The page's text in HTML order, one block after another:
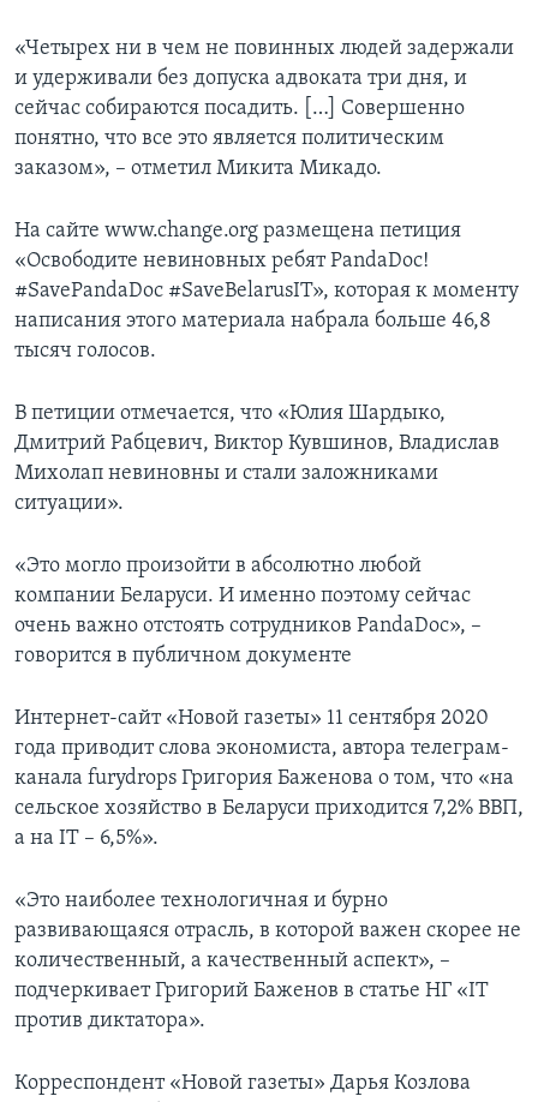
«Четырех ни в чем не повинных людей задержали
и удерживали без допуска адвоката три дня, и
сейчас собираются посадить. […] Совершенно
понятно, что все это является политическим
заказом», – отметил Микита Микадо.
На сайте www.change.org размещена петиция
«Освободите невиновных ребят PandaDoc!
#SavePandaDoc #SaveBelarusIT», которая к моменту
написания этого материала набрала больше 46,8
тысяч голосов.
В петиции отмечается, что «Юлия Шардыко,
Дмитрий Рабцевич, Виктор Кувшинов, Владислав
Михолап невиновны и стали заложниками
ситуации».
«Это могло произойти в абсолютно любой
компании Беларуси. И именно поэтому сейчас
очень важно отстоять сотрудников PandaDoc», –
говорится в публичном документе
Интернет-сайт «Новой газеты» 11 сентября 2020
года приводит слова экономиста, автора телеграм-
канала furydrops Григория Баженова о том, что «на
сельское хозяйство в Беларуси приходится 7,2% ВВП,
а на IT – 6,5%».
«Это наиболее технологичная и бурно
развивающаяся отрасль, в которой важен скорее не
количественный, а качественный аспект», –
подчеркивает Григорий Баженов в статье НГ «IT
против диктатора».
Корреспондент «Новой газеты» Дарья Козлова